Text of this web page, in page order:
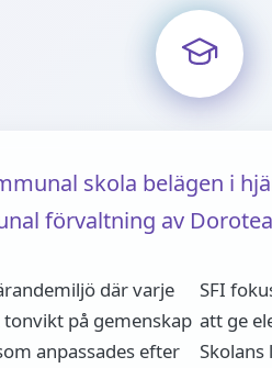
skola belägen i
förvaltning av
där varje
på gemenskap
anpassades efter
SFI
att ge